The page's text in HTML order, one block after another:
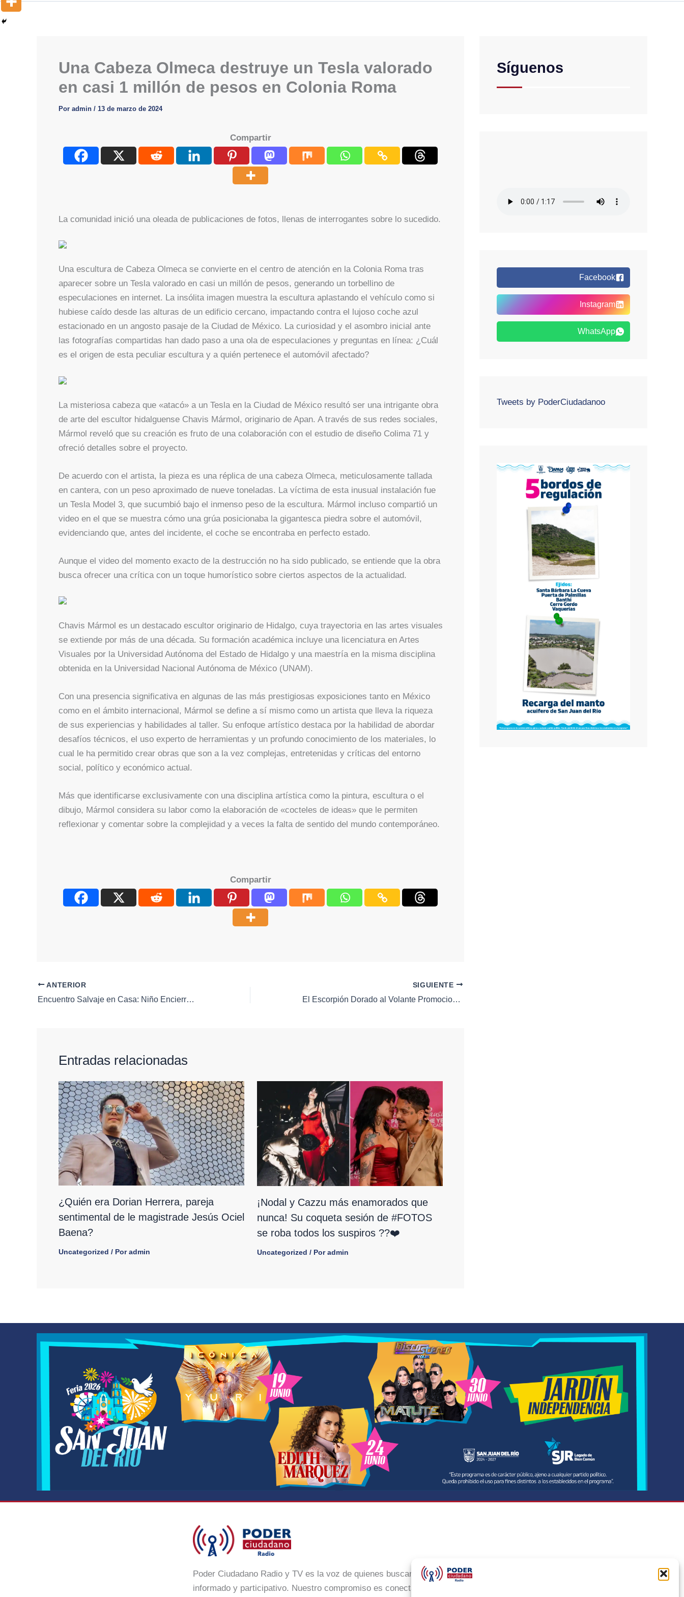
Una Cabeza Olmeca destruye un Tesla valorado
en casi 1 millón de pesos en Colonia Roma
Por admin / 13 de marzo de 2024
Compartir
La comunidad inició una oleada de publicaciones de fotos, llenas de interrogantes sobre lo sucedido.
Una escultura de Cabeza Olmeca se convierte en el centro de atención en la Colonia Roma tras
aparecer sobre un Tesla valorado en casi un millón de pesos, generando un torbellino de
especulaciones en internet. La insólita imagen muestra la escultura aplastando el vehículo como si
hubiese caído desde las alturas de un edificio cercano, impactando contra el lujoso coche azul
estacionado en un angosto pasaje de la Ciudad de México. La curiosidad y el asombro inicial ante
las fotografías compartidas han dado paso a una ola de especulaciones y preguntas en línea: ¿Cuál
es el origen de esta peculiar escultura y a quién pertenece el automóvil afectado?
La misteriosa cabeza que «atacó» a un Tesla en la Ciudad de México resultó ser una intrigante obra
de arte del escultor hidalguense Chavis Mármol, originario de Apan. A través de sus redes sociales,
Mármol reveló que su creación es fruto de una colaboración con el estudio de diseño Colima 71 y
ofreció detalles sobre el proyecto.
De acuerdo con el artista, la pieza es una réplica de una cabeza Olmeca, meticulosamente tallada
en cantera, con un peso aproximado de nueve toneladas. La víctima de esta inusual instalación fue
un Tesla Model 3, que sucumbió bajo el inmenso peso de la escultura. Mármol incluso compartió un
video en el que se muestra cómo una grúa posicionaba la gigantesca piedra sobre el automóvil,
evidenciando que, antes del incidente, el coche se encontraba en perfecto estado.
Aunque el video del momento exacto de la destrucción no ha sido publicado, se entiende que la obra
busca ofrecer una crítica con un toque humorístico sobre ciertos aspectos de la actualidad.
Chavis Mármol es un destacado escultor originario de Hidalgo, cuya trayectoria en las artes visuales
se extiende por más de una década. Su formación académica incluye una licenciatura en Artes
Visuales por la Universidad Autónoma del Estado de Hidalgo y una maestría en la misma disciplina
obtenida en la Universidad Nacional Autónoma de México (UNAM).
Con una presencia significativa en algunas de las más prestigiosas exposiciones tanto en México
como en el ámbito internacional, Mármol se define a sí mismo como un artista que lleva la riqueza
de sus experiencias y habilidades al taller. Su enfoque artístico destaca por la habilidad de abordar
desafíos técnicos, el uso experto de herramientas y un profundo conocimiento de los materiales, lo
cual le ha permitido crear obras que son a la vez complejas, entretenidas y críticas del entorno
social, político y económico actual.
Más que identificarse exclusivamente con una disciplina artística como la pintura, escultura o el
dibujo, Mármol considera su labor como la elaboración de «cocteles de ideas» que le permiten
reflexionar y comentar sobre la complejidad y a veces la falta de sentido del mundo contemporáneo.
Compartir
ANTERIOR
Encuentro Salvaje en Casa: Niño Encierra a Jaguar Mientras Juega en su Celular
SIGUIENTE
El Escorpión Dorado al Volante Promociona el Uso de la Tarjeta QroBus en Querétaro
Entradas relacionadas
¿Quién era Dorian Herrera, pareja
sentimental de le magistrade Jesús Ociel
Baena?
Uncategorized / Poradmin
¡Nodal y Cazzu más enamorados que
nunca! Su coqueta sesión de #FOTOS
se roba todos los suspiros ??❤️
Uncategorized / Poradmin
Síguenos
Facebook
Instagram
WhatsApp
Tweets by PoderCiudadanoo
Poder Ciudadano Radio y TV es la voz de quienes buscan un México
informado y participativo. Nuestro compromiso es conectar con la ciudadanía,